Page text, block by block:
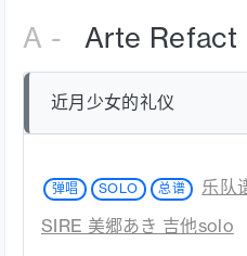
A - Arte Refact
近月少女的礼仪
弹唱 SOLO 总谱 乐队
SIRE 美郷あき 吉他solo